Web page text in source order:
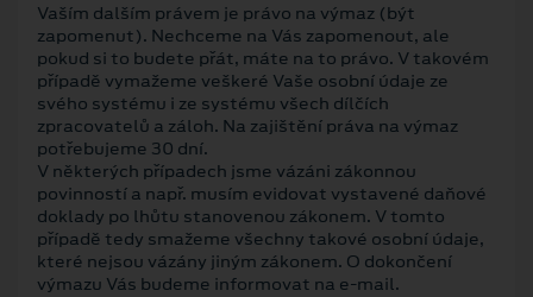
Vaším dalším právem je právo na výmaz (být
zapomenut). Nechceme na Vás zapomenout, ale
pokud si to budete přát, máte na to právo. V takovém
případě vymažeme veškeré Vaše osobní údaje ze
svého systému i ze systému všech dílčích
zpracovatelů a záloh. Na zajištění práva na výmaz
potřebujeme 30 dní.
V některých případech jsme vázáni zákonnou
povinností a např. musím evidovat vystavené daňové
doklady po lhůtu stanovenou zákonem. V tomto
případě tedy smažeme všechny takové osobní údaje,
které nejsou vázány jiným zákonem. O dokončení
výmazu Vás budeme informovat na e-mail.